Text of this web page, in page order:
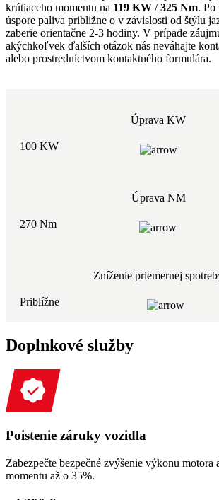
krútiaceho momentu na 119 KW /325 Nm. Po
úspore paliva približne o v závislosti od štýlu
zaberie orientačne 2-3 hodiny. V prípade
akýchkoľvek ďalších otázok nás neváhajte
alebo prostredníctvom kontaktného formulára.
Úprava KW
100 KW
Úprava NM
270 Nm
Zníženie priemernej
Priblížne
Doplnkové služby
Poistenie záruky vozidla
Zabezpečte bezpečné zvýšenie výkonu motora
momentu až o 35%.